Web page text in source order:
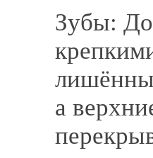
Зубы:
а